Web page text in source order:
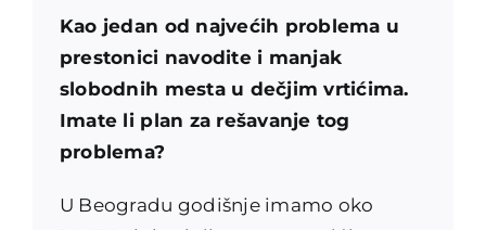
Kao jedan od najvećih problema u
prestonici navodite i manjak
slobodnih mesta u dečjim vrtićima.
Imate li plan za rešavanje tog
problema?
U Beogradu godišnje imamo oko